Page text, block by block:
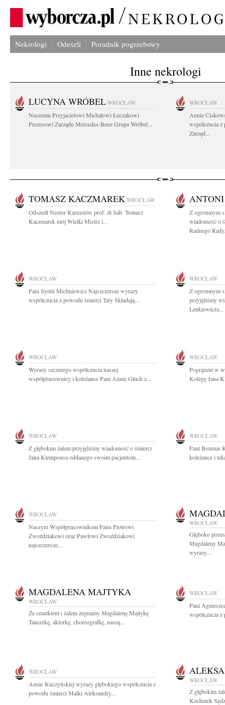
Nekrologi Odeszli Poradnik pogrzebowy
Inne nekrologi
LUCYNA WRÓBEL WROCŁAW
Naszemu Przyjacielowi Michałowi Łuczakowi
Prezesowi Zarządu Mercedes-Benz Grupa Wróbel...
WROCŁAW
Annie
współczucia
Zarząd...
TOMASZ KACZMAREK WROCŁAW
Odszedł Nestor Karnistów prof. dr hab. Tomasz
Kaczmarek mój Wielki Mistrz i...
Z ogromnym
wiadomość o
Radnego
WROCŁAW
Pani Syntii Michniewicz Najszczersze wyrazy
współczucia z powodu śmierci Taty Składają...
WROCŁAW
Z ogromnym
przyjęliśmy
Lenkiewicza...
WROCŁAW
Wyrazy szczerego współczucia naszej
współpracownicy i koleżance Pani Annie Głuch z...
WROCŁAW
Pogrążeni w
Kolegę Jana
WROCŁAW
Z głębokim żalem przyjęliśmy wiadomość o śmierci
Jana Klempousa oddanego swoim pacjentom...
WROCŁAW
Pani Bożenie
koleżance i
WROCŁAW
Naszym Współpracownikom Panu Piotrowi
Zwoździakowi oraz Pawłowi Zwoździakowi
najszczersze...
WROCŁAW
Głęboko
Magdaleny
wyrazy...
MAGDALENA MAJTYKA
WROCŁAW
Ze smutkiem i żalem żegnamy Magdalenę Majtykę
Tancerkę, aktorkę, choreografkę, naszą...
WROCŁAW
Pani
współczucia
WROCŁAW
Annie Kuczyńskiej wyrazy głębokiego współczucia z
powodu śmierci Matki Aleksandry...
WROCŁAW
Z głębokim
Kochutek